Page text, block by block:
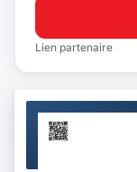
Lien partenaire
BROCHURE